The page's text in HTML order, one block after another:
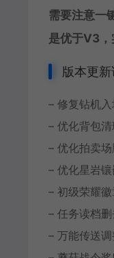
需要注意一
是优于V3
版本更新
– 修复钻机入
– 优化背包
– 优化拍卖
– 优化星岩
– 初级荣耀
– 任务读档
– 万能传送